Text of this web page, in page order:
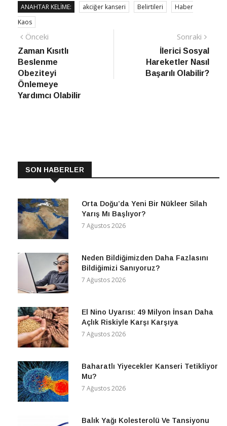
ANAHTAR KELIME: akciğer kanseri Belirtileri
Haber
Kaos
Yazı
gezinmesi
Önceki
haber
Zaman Kısıtlı
Beslenme
Obeziteyi
Önlemeye
Yardımcı Olabilir
Sonraki
İlerici Sosyal
Hareketler Nasıl
Başarılı Olabilir?
SON HABERLER
Orta Doğu’da Yeni Bir Nükleer Silah
Yarış Mı Başlıyor?
7 Ağustos 2026
Neden Bildiğimizden Daha Fazlasını
Bildiğimizi Sanıyoruz?
7 Ağustos 2026
El Nino Uyarısı: 49 Milyon İnsan Daha
Açlık Riskiyle Karşı Karşıya
7 Ağustos 2026
Baharatlı Yiyecekler Kanseri Tetikliyor
Mu?
7 Ağustos 2026
Balık Yağı Kolesterolü Ve Tansiyonu